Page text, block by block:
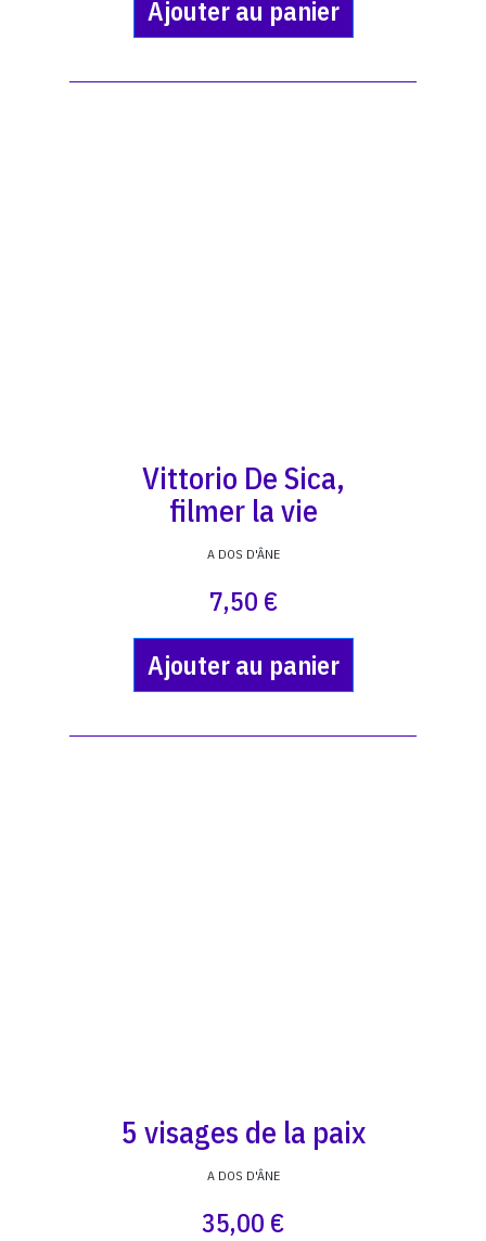
Ajouter au panier
Vittorio De Sica,
filmer la vie
A DOS D'ÂNE
7,50 €
Ajouter au panier
5 visages de la paix
A DOS D'ÂNE
35,00 €